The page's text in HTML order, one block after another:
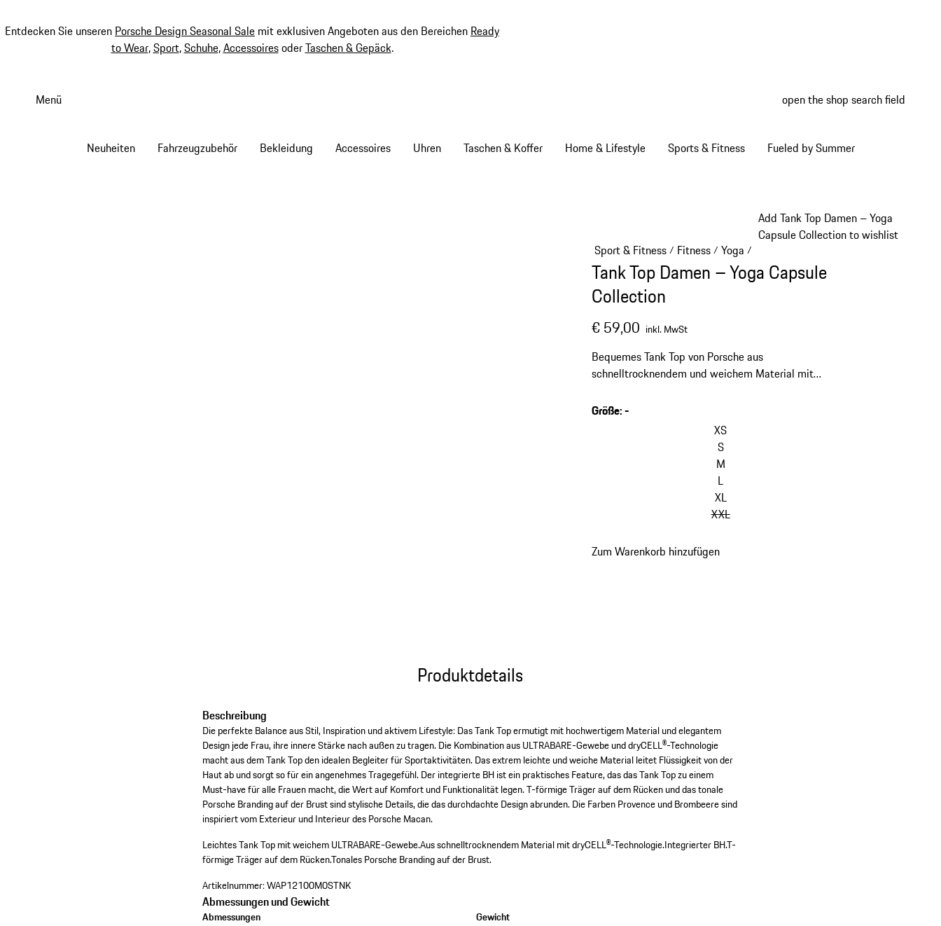
Entdecken Sie unseren Porsche Design Seasonal Sale mit exklusiven Angeboten aus den Bereichen Ready
to Wear,Sport,Schuhe,AccessoiresoderTaschen & Gepäck.
Hauptinhalt
Menü open the shop search field
Neuheiten Fahrzeugzubehör Bekleidung Accessoires Uhren Taschen & Koffer Home & Lifestyle Sports & Fitness Fueled by Summer
Add Tank Top Damen – Yoga
Capsule Collection to wishlist
Sport & Fitness/ Fitness/ Yoga /
Tank Top Damen – Yoga Capsule
Collection
€ 59,00 inkl. MwSt
Bequemes Tank Top von Porsche aus
schnelltrocknendem und weichem Material mit
Größe:-
XS
S
M
L
XL
XXL
Zum Warenkorb hinzufügen
Produktdetails
Beschreibung
Die perfekte Balance aus Stil, Inspiration und aktivem Lifestyle: Das Tank Top ermutigt mit hochwertigem Material und elegantem
Design jede Frau, ihre innere Stärke nach außen zu tragen. Die Kombination aus ULTRABARE-Gewebe und dryCELL®-Technologie
macht aus dem Tank Top den idealen Begleiter für Sportaktivitäten. Das extrem leichte und weiche Material leitet Flüssigkeit von der
Haut ab und sorgt so für ein angenehmes Tragegefühl. Der integrierte BH ist ein praktisches Feature, das das Tank Top zu einem
Must-have für alle Frauen macht, die Wert auf Komfort und Funktionalität legen. T-förmige Träger auf dem Rücken und das tonale
Porsche Branding auf der Brust sind stylische Details, die das durchdachte Design abrunden. Die Farben Provence und Brombeere sind
inspiriert vom Exterieur und Interieur des Porsche Macan.
Leichtes Tank Top mit weichem ULTRABARE-Gewebe.Aus schnelltrocknendem Material mit dryCELL®-Technologie.Integrierter BH.T-
förmige Träger auf dem Rücken.Tonales Porsche Branding auf der Brust.
Artikelnummer:WAP12100M0STNK
Abmessungen und Gewicht
Abmessungen
Gewicht